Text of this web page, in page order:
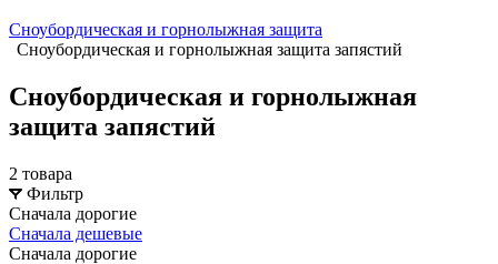
Сноубордическая и горнолыжная защита
Сноубордическая и горнолыжная защита запястий
Сноубордическая и горнолыжная
защита запястий
2 товара
Фильтр
Сначала дорогие
Сначала дешевые
Сначала дорогие